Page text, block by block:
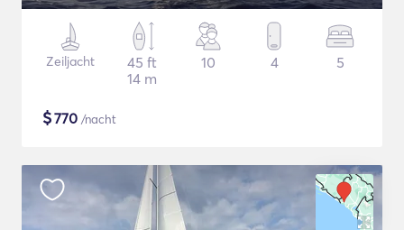
Zeiljacht
45 ft
14 m
10 4 5
$770 /nacht